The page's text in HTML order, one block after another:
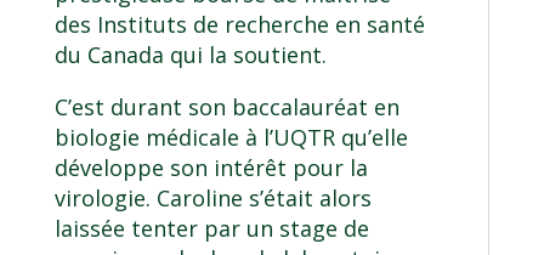
des Instituts de recherche en santé
du Canada qui la soutient.
C’est durant son baccalauréat en
biologie médicale à l’UQTR qu’elle
développe son intérêt pour la
virologie. Caroline s’était alors
laissée tenter par un stage de